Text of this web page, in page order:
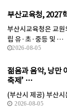
부산교육청, 2027
부산시교육청은 교
립 유·초·중등 및 …
2026-08-05
젊음과 음악, 낭만
축제’ …
(부산시 제공) 부산
2026-08-05